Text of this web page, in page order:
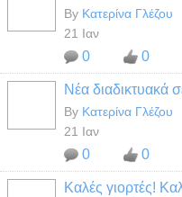
By Κατερίνα Γλέζου
21 Ιαν
0 0
Νέα διαδικτυακά
By Κατερίνα Γλέζου
21 Ιαν
0 0
Καλές γιορτές!